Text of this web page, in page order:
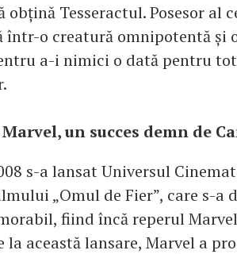
obțină Tesseractul. Posesor al
într-o creatură omnipotentă și
a-i nimici o dată pentru
un succes demn de
s-a lansat Universul
„Omul de Fier”, care s-a
fiind încă reperul
la această lansare, Marvel a